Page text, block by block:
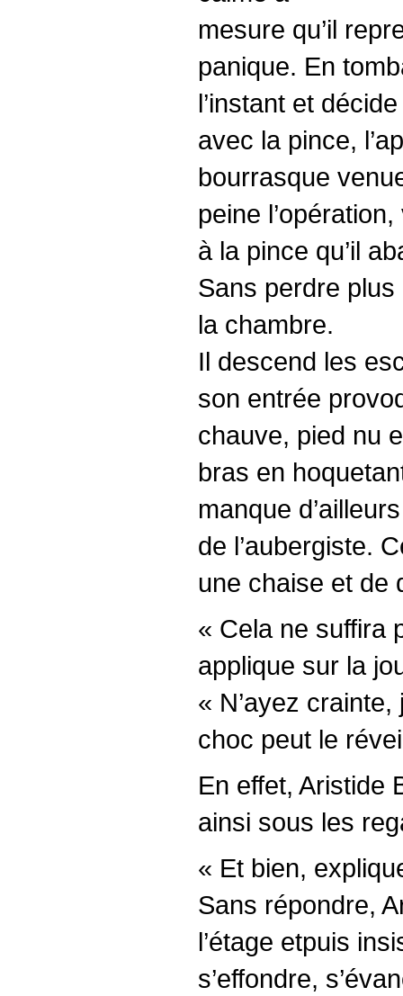
mesure qu’il
panique. En
l’instant et
avec la pince,
bourrasque
peine
à la pince qu’il
Sans perdre
la chambre.
Il descend les
son entrée
chauve, pied nu
bras en
manque
de l’aubergiste.
une chaise et de
« Cela ne suffira
applique sur la
« N’ayez
choc peut le
En effet, Aristide
ainsi sous les
« Et bien,
Sans répondre,
l’étage etpuis
s’effondre,